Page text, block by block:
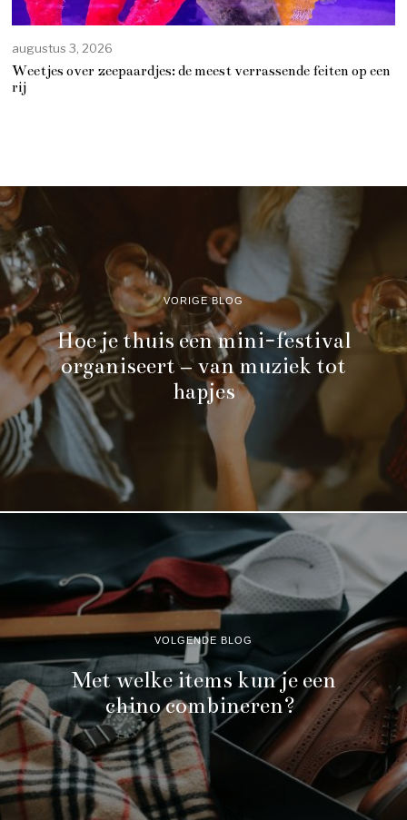
augustus 3, 2026
Weetjes over zeepaardjes: de meest verrassende feiten op een
rij
VORIGE BLOG
Hoe je thuis een mini-festival
organiseert – van muziek tot
hapjes
VOLGENDE BLOG
Met welke items kun je een
chino combineren?